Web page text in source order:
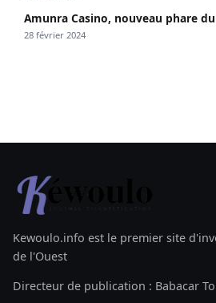
Amunra Casino, nouveau phare
28 février 2024
Kewoulo.info est le premier site
de l'Ouest
Directeur de publication : Babacar